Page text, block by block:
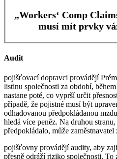
„Workers‘ Comp
musí mít prvky
Audit
pojišťovací dopravci provádějí
listinu společnosti za období,
nastane poté, co vyprší určit
případě, že pojistné musí být
odhadovanou předpokládanou
hledá více peněz. Na druhou
předpokládalo, může zaměstnavatel
pojišťovny provádějí audity, aby
přesně odráží riziko společnosti. To